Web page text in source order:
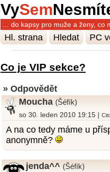
VySem
… do kapsy pro muže a ženy, co
Hl. strana Hledat PC
Co je VIP sekce?
» Odpovědět
Moucha (Šéfík)
so 30. leden 2010 19:15 |
A na co tedy máme u
anonymně?
jenda^^ (Šéfík)